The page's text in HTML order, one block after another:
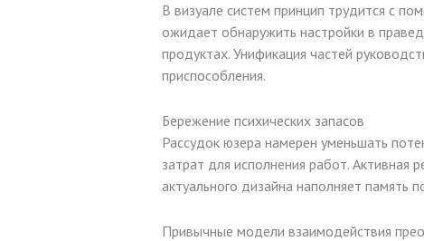
В визуале систем принцип трудится с
ожидает обнаружить настройки в
продуктах. Унификация частей
приспособления.
Бережение психических запасов
Рассудок юзера намерен уменьшать
затрат для исполнения работ.
актуального дизайна наполняет память
Привычные модели взаимодействия